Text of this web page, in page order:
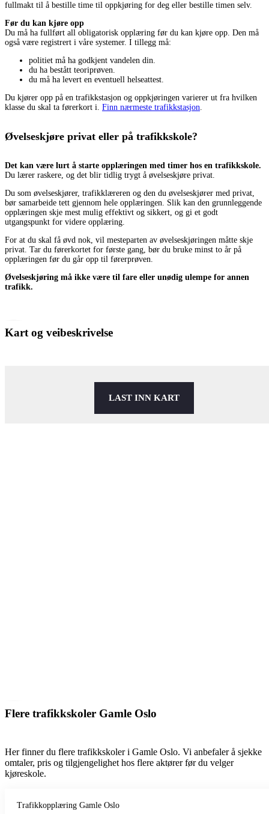
fullmakt til å bestille time til oppkjøring for deg eller bestille timen selv.
Før du kan kjøre opp
Du må ha fullført all obligatorisk opplæring før du kan kjøre opp. Den må
også være registrert i våre systemer. I tillegg må:
politiet må ha godkjent vandelen din.
du ha bestått teoriprøven.
du må ha levert en eventuell helseattest.
Du kjører opp på en trafikkstasjon og oppkjøringen varierer ut fra hvilken
klasse du skal ta førerkort i. Finn nærmeste trafikkstasjon
Øvelseskjøre privat eller på trafikkskole?
Det kan være lurt å starte opplæringen med timer hos en trafikkskole.
Du lærer raskere, og det blir tidlig trygt å øvelseskjøre privat.
Du som øvelseskjører, trafikklæreren og den du øvelseskjører med privat,
bør samarbeide tett gjennom hele opplæringen. Slik kan den grunnleggende
opplæringen skje mest mulig effektivt og sikkert, og gi et godt
utgangspunkt for videre opplæring.
For at du skal få øvd nok, vil mesteparten av øvelseskjøringen måtte skje
privat. Tar du førerkortet for første gang, bør du bruke minst to år på
opplæringen før du går opp til førerprøven.
Øvelseskjøring må ikke være til fare eller unødig ulempe for annen
trafikk.
Kart og veibeskrivelse
LAST INN KART
Flere trafikkskoler Gamle Oslo
Her finner du flere trafikkskoler i Gamle Oslo. Vi anbefaler å sjekke
omtaler, pris og tilgjengelighet hos flere aktører før du velger
kjøreskole.
Trafikkopplæring Gamle Oslo